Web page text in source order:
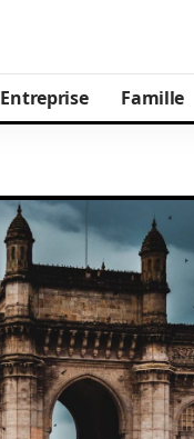
Entreprise Famille